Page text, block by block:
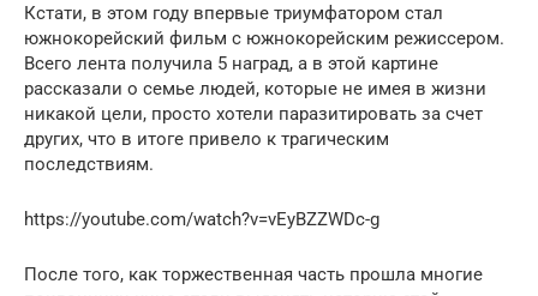
Кстати, в этом году впервые триумфатором стал
южнокорейский фильм с южнокорейским режиссером.
Всего лента получила 5 наград, а в этой картине
рассказали о семье людей, которые не имея в жизни
никакой цели, просто хотели паразитировать за счет
других, что в итоге привело к трагическим
последствиям.
https://youtube.com/watch?v=vEyBZZWDc-g
После того, как торжественная часть прошла многие